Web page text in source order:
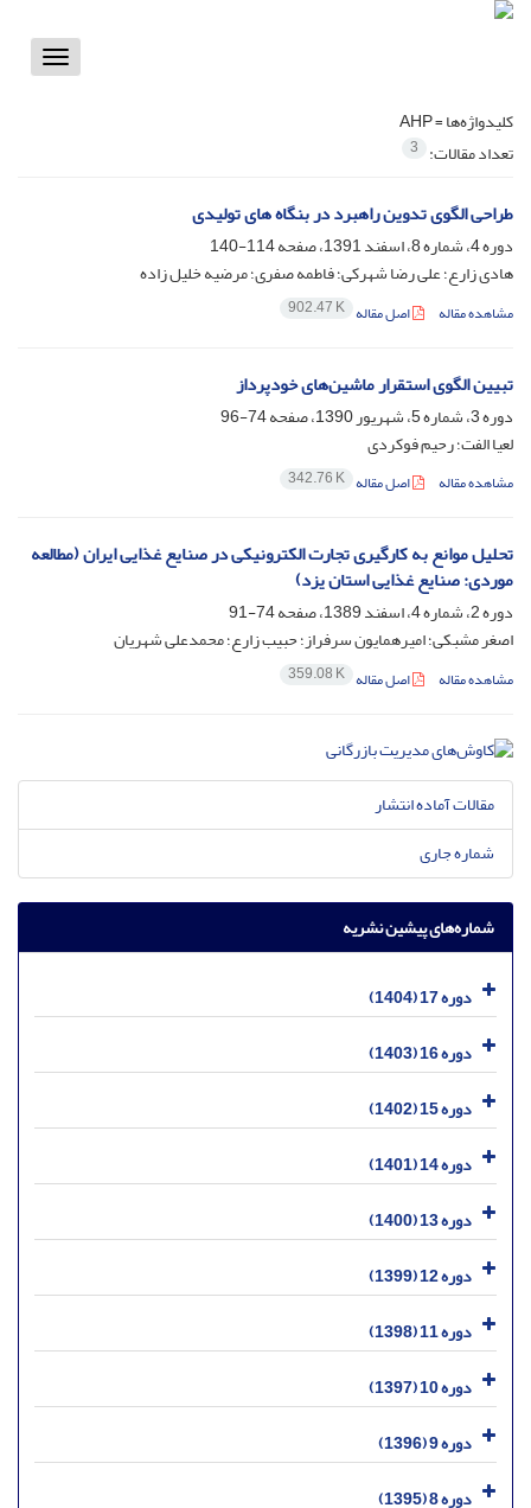
Toggle
کلیدواژه‌ها =AHP
تعداد مقالات: 3
طراحی الگوی تدوین راهبرد در بنگاه های تولیدی
دوره 4، شماره 8، اسفند 1391، صفحه
114-140
هادی زارع؛ علی رضا شهرکی؛ فاطمه صفری؛ مرضیه خلیل زاده
مشاهده مقاله اصل مقاله 902.47 K
تبیین الگوی استقرار ماشین‌های خودپرداز
دوره 3، شماره 5، شهریور 1390، صفحه
74-96
لعیا الفت؛ رحیم فوکردی
مشاهده مقاله اصل مقاله 342.76 K
تحلیل موانع به کارگیری تجارت الکترونیکی در صنایع غذایی ایران (مطالعه
موردی: صنایع غذایی استان یزد)
دوره 2، شماره 4، اسفند 1389، صفحه
74-91
اصغر مشبکی؛ امیرهمایون سرفراز؛ حبیب زارع؛ محمدعلی شهریان
مشاهده مقاله اصل مقاله 359.08 K
مقالات آماده انتشار
شماره جاری
شماره‌های پیشین نشریه
دوره 17 (1404)
دوره 16 (1403)
دوره 15 (1402)
دوره 14 (1401)
دوره 13 (1400)
دوره 12 (1399)
دوره 11 (1398)
دوره 10 (1397)
دوره 9 (1396)
دوره 8 (1395)